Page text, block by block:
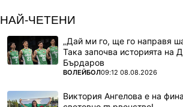
НАЙ-ЧЕТЕНИ
„Дай ми го, ще го направя
Така започва историята на
Бърдаров
ПОВЕЧЕ ОТ
ВОЛЕЙБОЛ09:12 08.08.2026
Виктория Ангелова е на